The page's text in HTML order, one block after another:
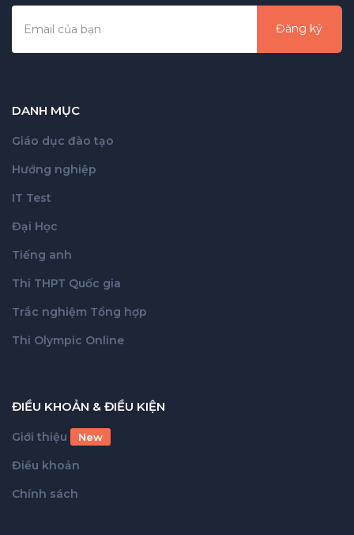
Đăng ký
DANH MỤC
Giáo dục đào tạo
Hướng nghiệp
IT Test
Đại Học
Tiếng anh
Thi THPT Quốc gia
Trắc nghiệm Tổng hợp
Thi Olympic Online
ĐIỀU KHOẢN & ĐIỀU KIỆN
Giới thiệu New
Điều khoản
Chính sách